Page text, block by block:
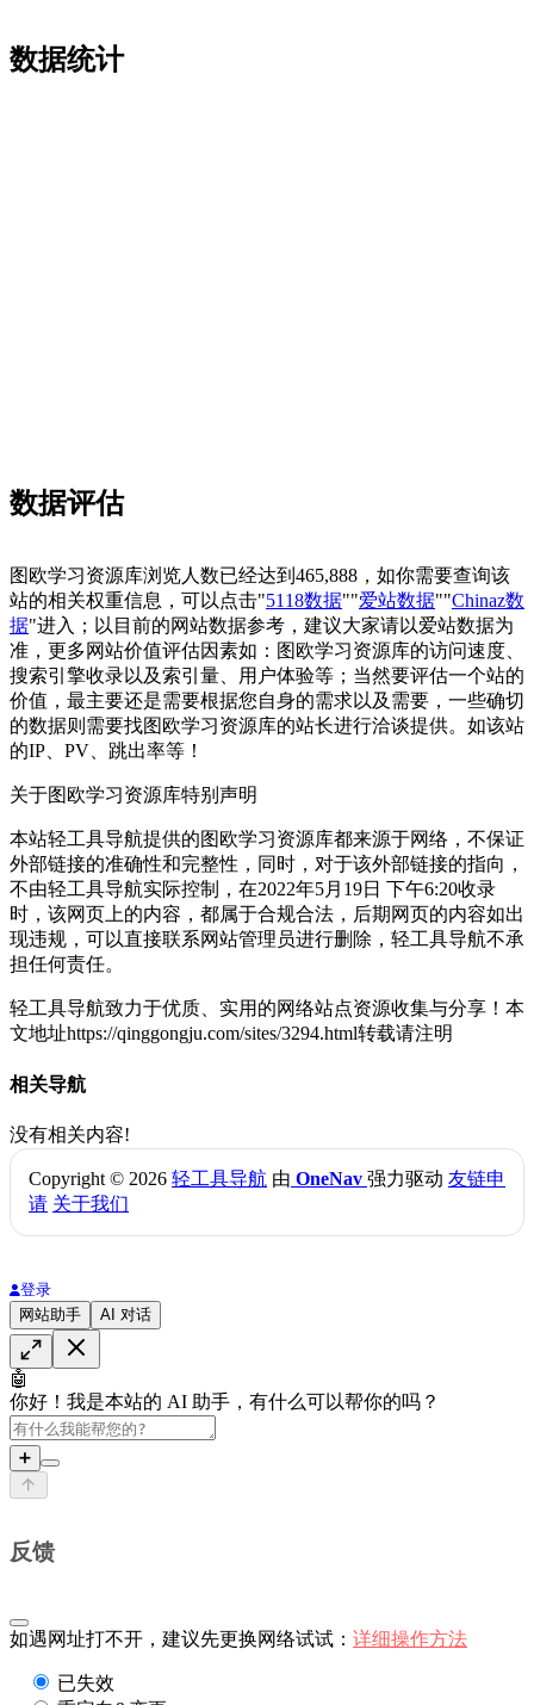
数据统计
数据评估
图欧学习资源库浏览人数已经达到465,888，如你需要查询该
站的相关权重信息，可以点击"5118数据""爱站数据""Chinaz数
据"进入；以目前的网站数据参考，建议大家请以爱站数据为
准，更多网站价值评估因素如：图欧学习资源库的访问速度、
搜索引擎收录以及索引量、用户体验等；当然要评估一个站的
价值，最主要还是需要根据您自身的需求以及需要，一些确切
的数据则需要找图欧学习资源库的站长进行洽谈提供。如该站
的IP、PV、跳出率等！
关于图欧学习资源库特别声明
本站轻工具导航提供的图欧学习资源库都来源于网络，不保证
外部链接的准确性和完整性，同时，对于该外部链接的指向，
不由轻工具导航实际控制，在2022年5月19日 下午6:20收录
时，该网页上的内容，都属于合规合法，后期网页的内容如出
现违规，可以直接联系网站管理员进行删除，轻工具导航不承
担任何责任。
轻工具导航致力于优质、实用的网络站点资源收集与分享！ 本
文地址https://qinggongju.com/sites/3294.html转载请注明
相关导航
没有相关内容!
Copyright © 2026 轻工具导航 由 OneNav 强力驱动 友链申
请 关于我们
登录
网站助手
AI 对话
🤖
你好！我是本站的 AI 助手，有什么可以帮你的吗？
➕
反馈
如遇网址打不开，建议先更换网络试试： 详细操作方法
已失效